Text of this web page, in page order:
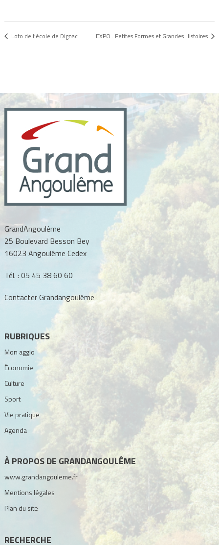
Loto de l’école de Dignac EXPO : Petites Formes et Grandes Histoires
GrandAngoulême
25 Boulevard Besson Bey
16023 Angoulême Cedex
Tél. : 05 45 38 60 60
Contacter Grandangoulême
RUBRIQUES
Mon agglo
Économie
Culture
Sport
Vie pratique
Agenda
À PROPOS DE GRANDANGOULÊME
www.grandangouleme.fr
Mentions légales
Plan du site
RECHERCHE